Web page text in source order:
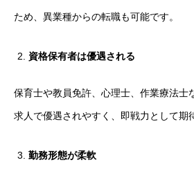
ため、異業種からの転職も可能です。
資格保有者は優遇される
保育士や教員免許、心理士、作業療法士
求人で優遇されやすく、即戦力として期
勤務形態が柔軟